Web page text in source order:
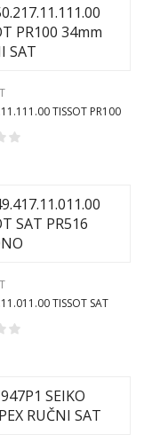
TISSOT PR100
SAT
TISSOT SAT